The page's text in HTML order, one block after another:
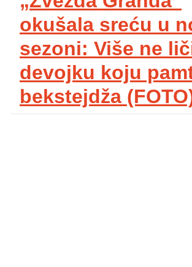
okušala sreću u
sezoni: Više ne
devojku koju
bekstejdža